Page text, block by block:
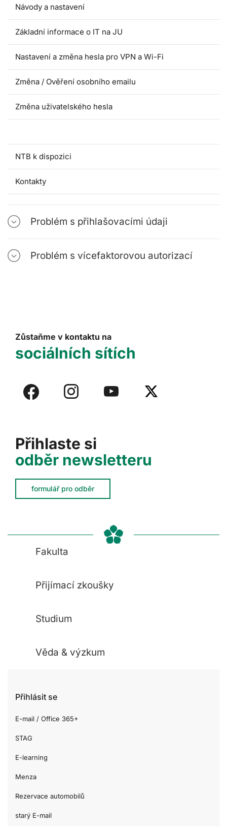
Návody a nastavení
Základní informace o IT na JU
Nastavení a změna hesla pro VPN a Wi-Fi
Změna / Ověření osobního emailu
Změna uživatelského hesla
NTB k dispozici
Kontakty
Problém s přihlašovacími údaji
Problém s vícefaktorovou autorizací
Přihlaste si
odběr newsletteru
formulář pro odběr
Zůstaňme v kontaktu na
sociálních sítích
Fakulta
Přijímací zkoušky
Studium
Věda & výzkum
Přihlásit se
E-mail / Office 365+
STAG
E-learning
Menza
Rezervace automobilů
starý E-mail